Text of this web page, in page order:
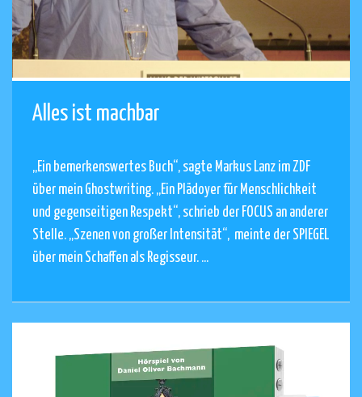
Alles ist machbar
„Ein bemerkenswertes Buch“, sagte Markus Lanz im ZDF
über mein Ghostwriting. „Ein Plädoyer für Menschlichkeit
und gegenseitigen Respekt“, schrieb der FOCUS an anderer
Stelle. „Szenen von großer Intensität“, meinte der SPIEGEL
über mein Schaffen als Regisseur. ...